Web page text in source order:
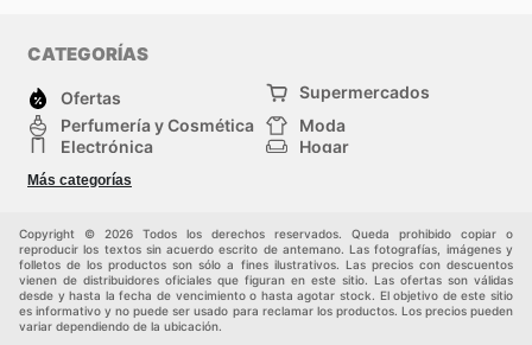
CATEGORÍAS
Ofertas
Supermercados
Perfumería y Cosmética
Moda
Electrónica
Hogar
Deporte
Juguetes y bebés
Más categorías
Copyright © 2026 Todos los derechos reservados. Queda prohibido copiar o
reproducir los textos sin acuerdo escrito de antemano. Las fotografías, imágenes y
folletos de los productos son sólo a fines ilustrativos. Las precios con descuentos
vienen de distribuidores oficiales que figuran en este sitio. Las ofertas son válidas
desde y hasta la fecha de vencimiento o hasta agotar stock. El objetivo de este sitio
es informativo y no puede ser usado para reclamar los productos. Los precios pueden
variar dependiendo de la ubicación.